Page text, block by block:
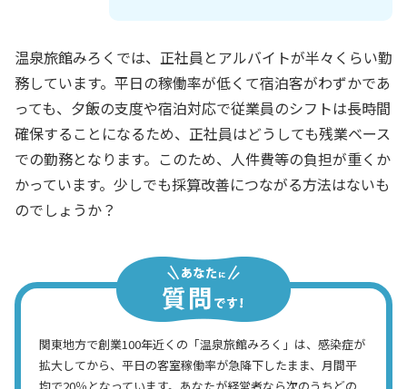
温泉旅館みろくでは、正社員とアルバイトが半々くらい勤
務しています。平日の稼働率が低くて宿泊客がわずかであ
っても、夕飯の支度や宿泊対応で従業員のシフトは長時間
確保することになるため、正社員はどうしても残業ベース
での勤務となります。このため、人件費等の負担が重くか
かっています。少しでも採算改善につながる方法はないも
のでしょうか？
関東地方で創業100年近くの「温泉旅館みろく」は、感染症が
拡大してから、平日の客室稼働率が急降下したまま、月間平
均で20％となっています。あなたが経営者なら次のうちどの